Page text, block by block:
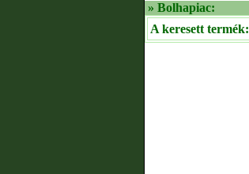
» Bolhapiac:
A keresett termék: